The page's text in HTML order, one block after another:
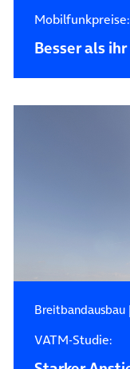
Mobilfunkpreise:
Besser als
Breitbandausbau|
VATM-Studie: